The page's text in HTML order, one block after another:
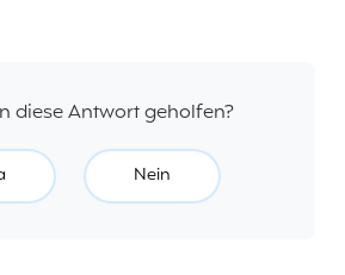
diese Antwort geholfen?
Nein